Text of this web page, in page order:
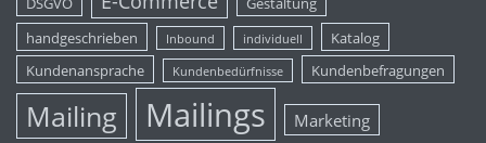
handgeschrieben
Inbound individuell
Katalog
Kundenansprache
Kundenbedürfnisse Kundenbefragungen
Mailing Mailings Marketing